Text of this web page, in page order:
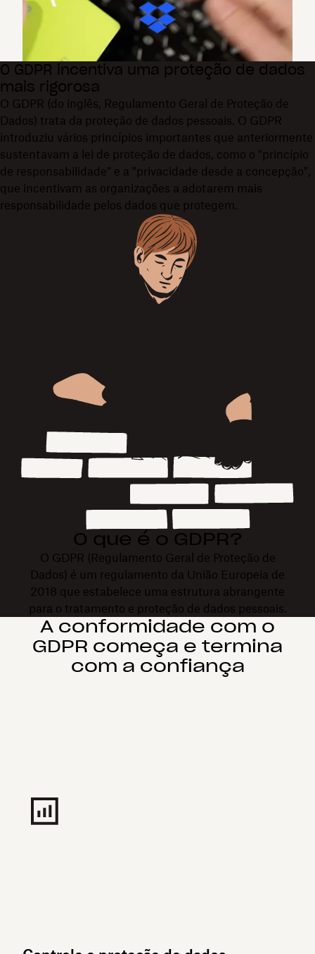
O GDPR incentiva uma proteção de dados
mais rigorosa
O GDPR (do inglês, Regulamento Geral de Proteção de
Dados) trata da proteção de dados pessoais. O GDPR
introduziu vários princípios importantes que anteriormente
sustentavam a lei de proteção de dados, como o "princípio
de responsabilidade" e a "privacidade desde a concepção",
que incentivam as organizações a adotarem mais
responsabilidade pelos dados que protegem.
O que é o GDPR?
O GDPR (Regulamento Geral de Proteção de
Dados) é um regulamento da União Europeia de
2018 que estabelece uma estrutura abrangente
para o tratamento e proteção de dados pessoais.
A conformidade com o
GDPR começa e termina
com a confiança